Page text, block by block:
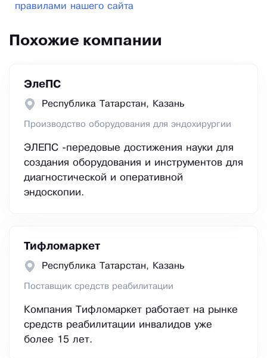
правилами нашего сайта
Похожие компании
ЭлеПС
Республика Татарстан, Казань
Производство оборудования для эндохирургии
ЭЛЕПС -передовые достижения науки для
создания оборудования и инструментов для
диагностической и оперативной
эндоскопии.
Тифломаркет
Республика Татарстан, Казань
Поставщик средств реабилитации
Компания Тифломаркет работает на рынке
средств реабилитации инвалидов уже
более 15 лет.